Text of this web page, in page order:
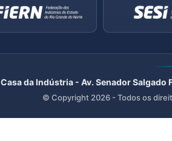
Casa da Indústria - Av. Senador
© Copyright 2026 - Todos os